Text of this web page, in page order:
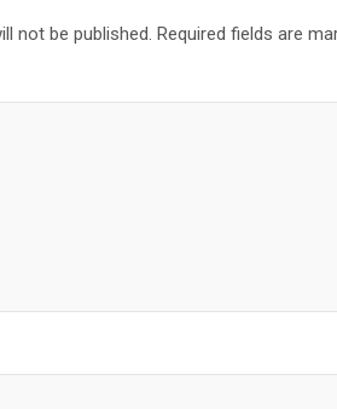
not be published. Required fields are